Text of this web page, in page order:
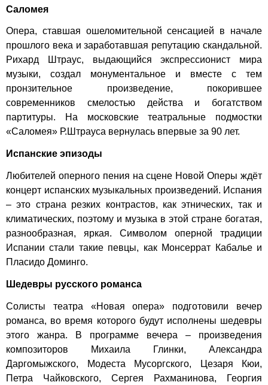
Саломея
Опера, ставшая ошеломительной сенсацией в начале
прошлого века и заработавшая репутацию скандальной.
Рихард Штраус, выдающийся экспрессионист мира
музыки, создал монументальное и вместе с тем
пронзительное произведение, покорившее
современников смелостью действа и богатством
партитуры. На московские театральные подмостки
«Саломея» Р.Штрауса вернулась впервые за 90 лет.
Испанские эпизоды
Любителей оперного пения на сцене Новой Оперы ждёт
концерт испанских музыкальных произведений. Испания
– это страна резких контрастов, как этнических, так и
климатических, поэтому и музыка в этой стране богатая,
разнообразная, яркая. Символом оперной традиции
Испании стали такие певцы, как Монсеррат Кабалье и
Пласидо Доминго.
Шедевры русского романса
Солисты театра «Новая опера» подготовили вечер
романса, во время которого будут исполнены шедевры
этого жанра. В программе вечера – произведения
композиторов Михаила Глинки, Александра
Даргомыжского, Модеста Мусоргского, Цезаря Кюи,
Петра Чайковского, Сергея Рахманинова, Георгия